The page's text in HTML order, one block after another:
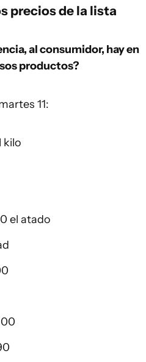
precios de la lista
al consumidor, hay en
productos?
11:
kilo
el atado